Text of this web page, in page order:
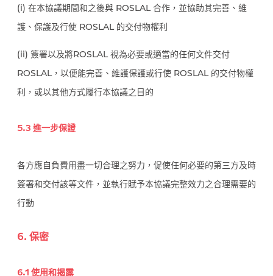
(i) 在本協議期間和之後與 ROSLAL 合作，並協助其完善、維
護、保護及行使 ROSLAL 的交付物權利
(ii) 簽署以及將ROSLAL 視為必要或適當的任何文件交付
ROSLAL，以便能完善、維護保護或行使 ROSLAL 的交付物權
利，或以其他方式履行本協議之目的
5.3 進一步保證
各方應自負費用盡一切合理之努力，促使任何必要的第三方及時
簽署和交付該等文件，並執行賦予本協議完整效力之合理需要的
行動
6. 保密
6.1 使用和揭露